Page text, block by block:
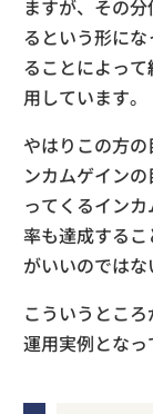
ますが、その
るという形に
ることによって
用しています。
やはりこの方
ンカムゲイン
ってくるイン
率も達成する
がいいのではな
こういうとこ
運用実例となっ